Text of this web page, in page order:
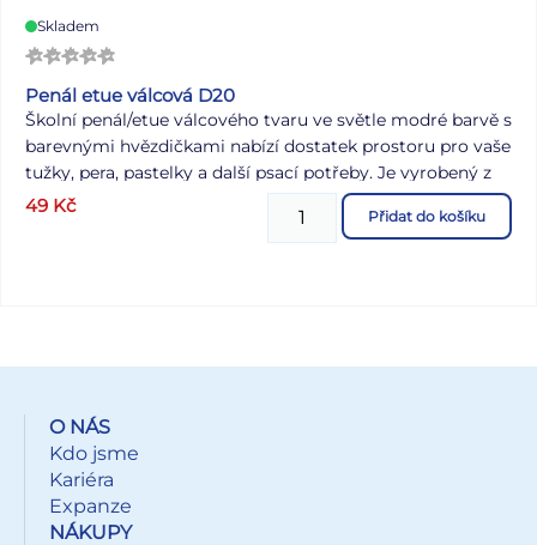
Skladem
Penál etue válcová D20
Školní penál/etue válcového tvaru ve světle modré barvě s
barevnými hvězdičkami nabízí dostatek prostoru pro vaše
tužky, pera, pastelky a další psací potřeby. Je vyrobený z
měkkého, prošívaného materiálu. Praktické zapínání na
zip zajišťuje, že všechny vaše věci zůstanou bezpečně na
49 Kč Přidat do košíku
O NÁS
Kdo jsme
Kariéra
Expanze
NÁKUPY